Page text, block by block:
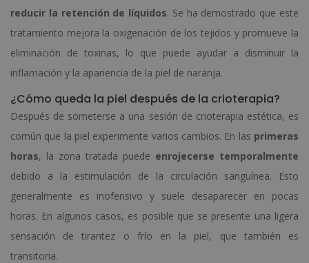
reducir la retención de líquidos. Se ha demostrado que este
tratamiento mejora la oxigenación de los tejidos y promueve la
eliminación de toxinas, lo que puede ayudar a disminuir la
inflamación y la apariencia de la piel de naranja.
¿Cómo queda la piel después de la crioterapia?
Después de someterse a una sesión de crioterapia estética, es
común que la piel experimente varios cambios. En las primeras
horas, la zona tratada puede enrojecerse temporalmente
debido a la estimulación de la circulación sanguínea. Esto
generalmente es inofensivo y suele desaparecer en pocas
horas. En algunos casos, es posible que se presente una ligera
sensación de tirantez o frío en la piel, que también es
transitoria.